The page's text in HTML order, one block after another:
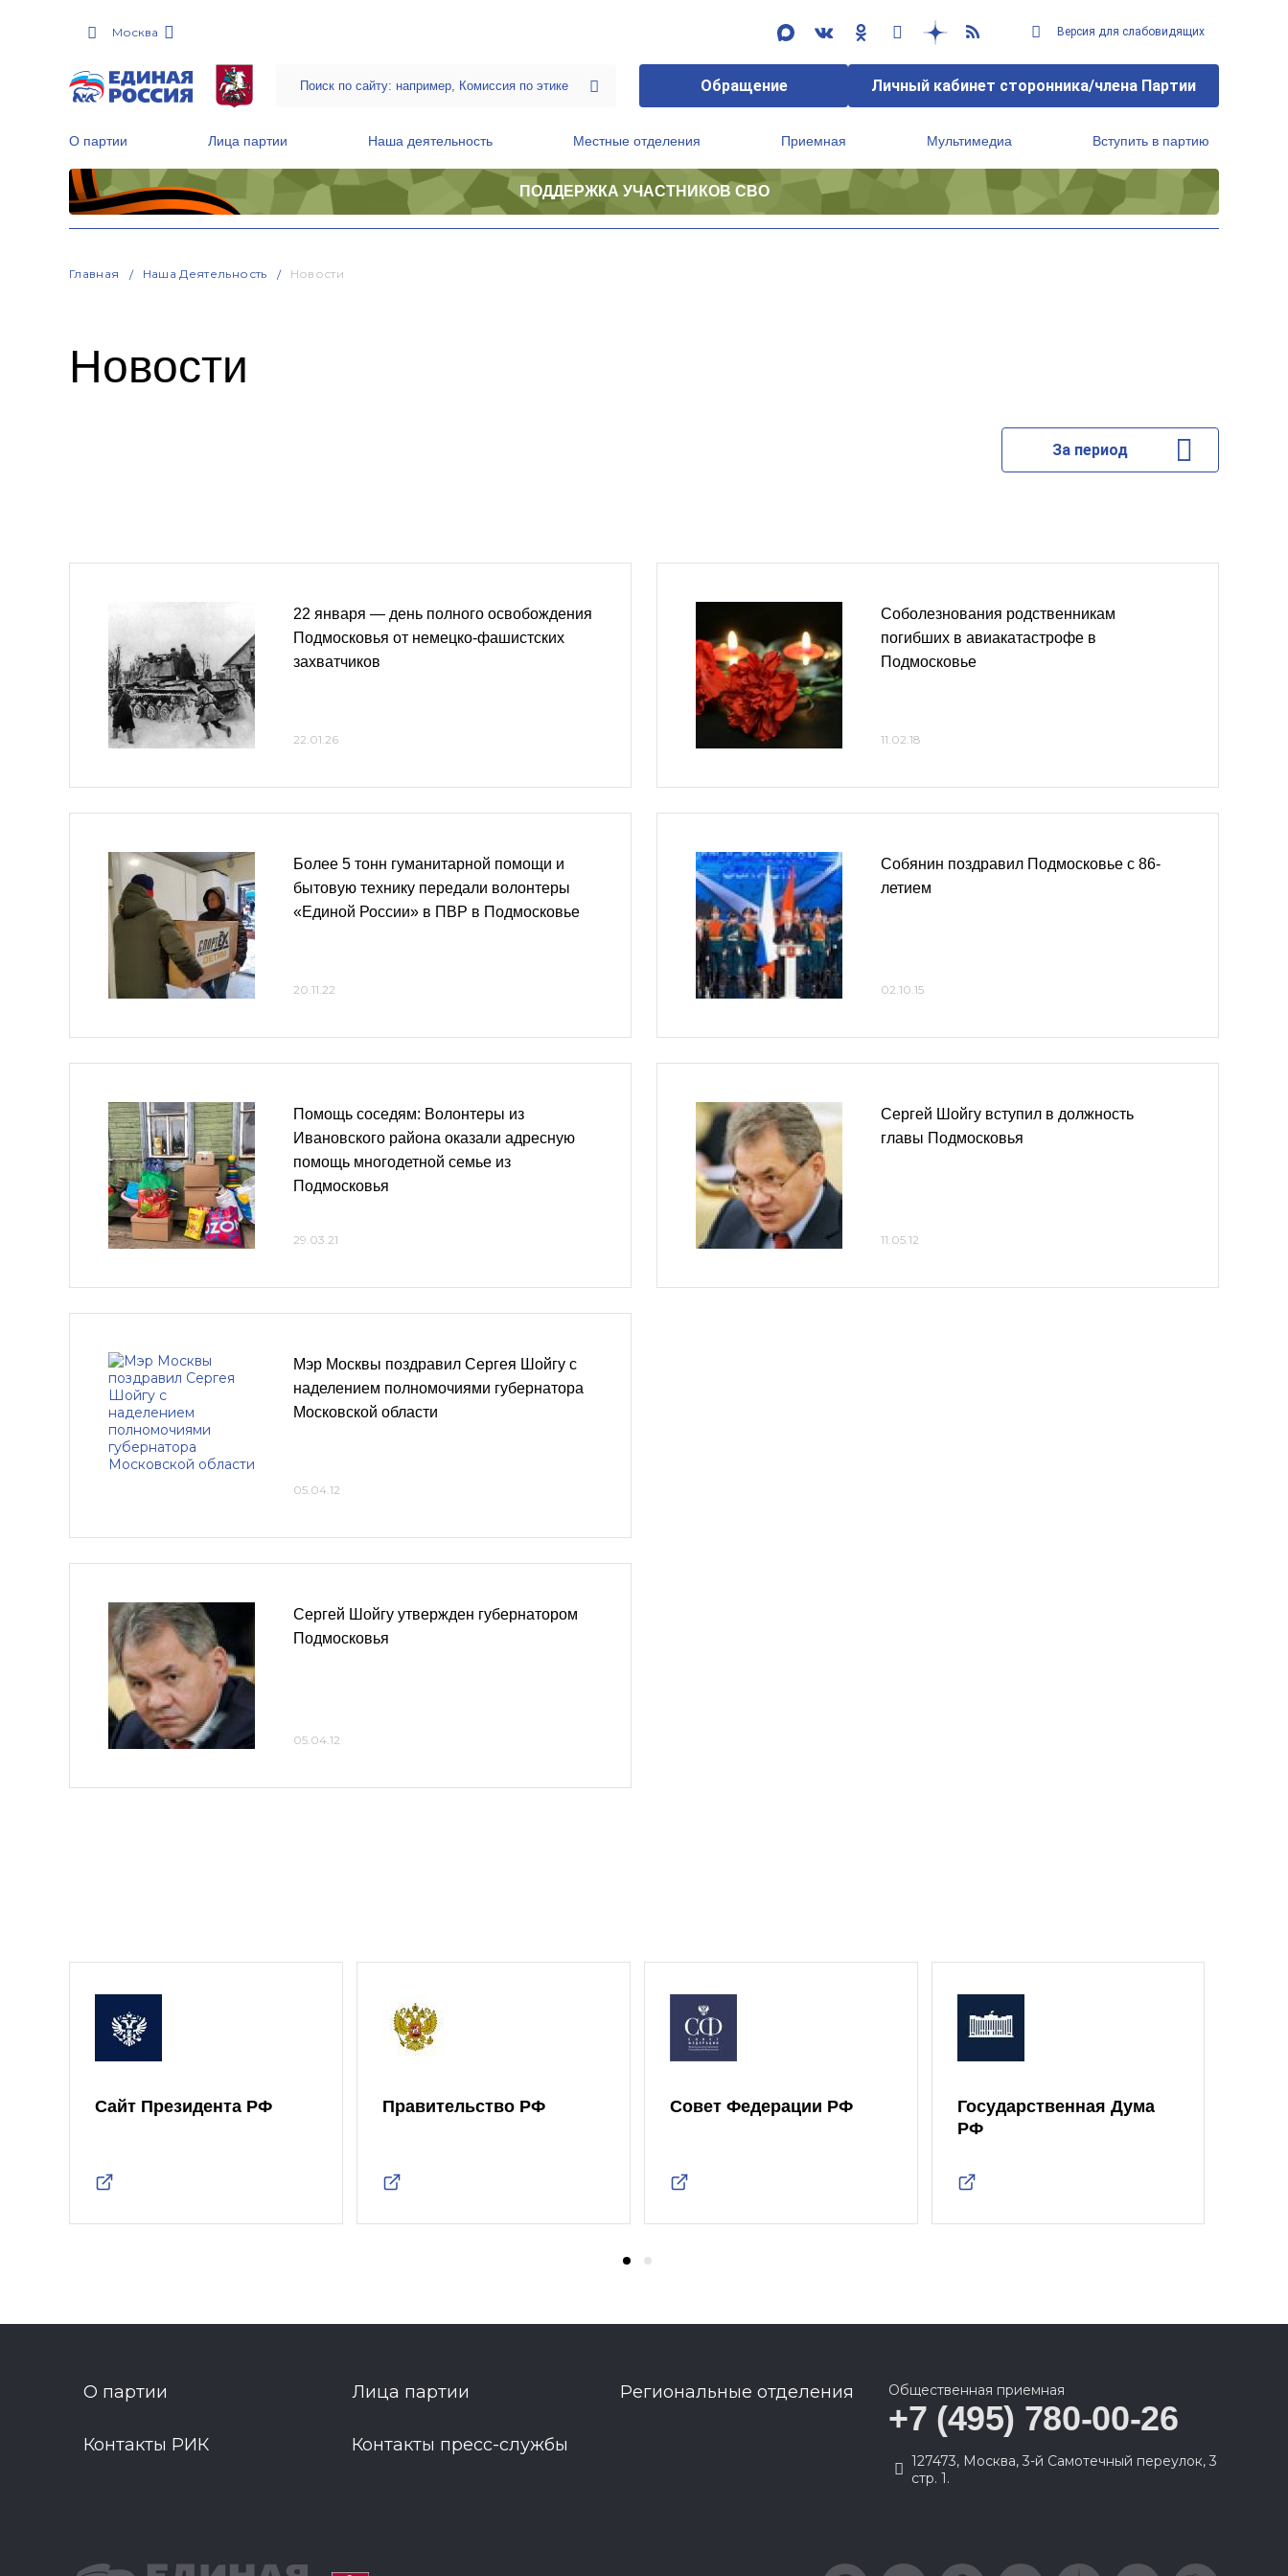
Москва Версия для слабовидящих
Обращение Личный кабинет сторонника/члена Партии
О партии Лица партии Наша деятельность Местные отделения Приемная Мультимедиа Вступить в партию
ПОДДЕРЖКА УЧАСТНИКОВ СВО
Главная Наша Деятельность Новости
Новости
За период
22 января — день полного освобождения
Подмосковья от немецко-фашистских
захватчиков
22.01.26
Более 5 тонн гуманитарной помощи и
бытовую технику передали волонтеры
«Единой России» в ПВР в Подмосковье
20.11.22
Помощь соседям: Волонтеры из
Ивановского района оказали адресную
помощь многодетной семье из
Подмосковья
29.03.21
Соболезнования родственникам
погибших в авиакатастрофе в
Подмосковье
11.02.18
Собянин поздравил Подмосковье с 86-
летием
02.10.15
Сергей Шойгу вступил в должность
главы Подмосковья
11.05.12
Мэр Москвы поздравил Сергея Шойгу с
наделением полномочиями губернатора
Московской области
05.04.12
Сергей Шойгу утвержден губернатором
Подмосковья
05.04.12
Сайт Президента РФ Правительство РФ Совет Федерации РФ
Государственная Дума
РФ
О партии Лица партии Региональные отделения
Контакты РИК Контакты пресс-службы
Общественная приемная
+7 (495) 780-00-26
127473, Москва, 3-й Самотечный переулок, 3
стр. 1.